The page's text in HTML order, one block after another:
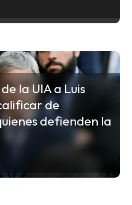
la UIA a Luis
de
defienden la